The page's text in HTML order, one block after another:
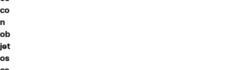
co
n
ob
jet
os